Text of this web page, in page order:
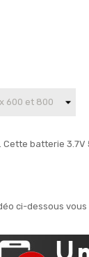
. Cette batterie 3.7V
ci-dessous